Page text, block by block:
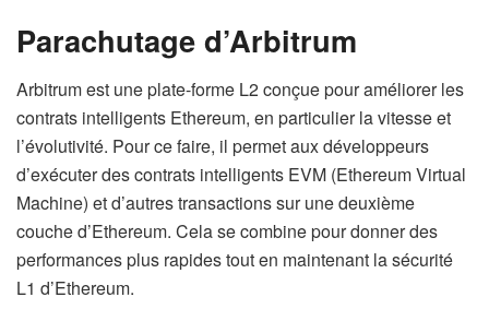
Parachutage d’Arbitrum
Arbitrum est une plate-forme L2 conçue pour améliorer les
contrats intelligents Ethereum, en particulier la vitesse et
l’évolutivité. Pour ce faire, il permet aux développeurs
d’exécuter des contrats intelligents EVM (Ethereum Virtual
Machine) et d’autres transactions sur une deuxième
couche d’Ethereum. Cela se combine pour donner des
performances plus rapides tout en maintenant la sécurité
L1 d’Ethereum.